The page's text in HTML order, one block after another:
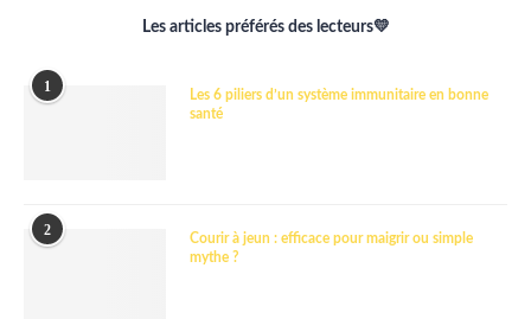
Les articles préférés des lecteurs💛
1
Les 6 piliers d’un système immunitaire en bonne
santé
2
Courir à jeun : efficace pour maigrir ou simple
mythe ?